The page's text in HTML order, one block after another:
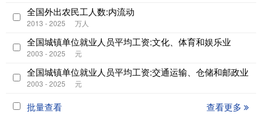
全国外出农民工人数:内流动
2013 - 2025 万人
全国城镇单位就业人员平均工资:文化、体育和娱乐业
2003 - 2025 元
全国城镇单位就业人员平均工资:交通运输、仓储和邮政业
2003 - 2025 元
批量查看 查看更多